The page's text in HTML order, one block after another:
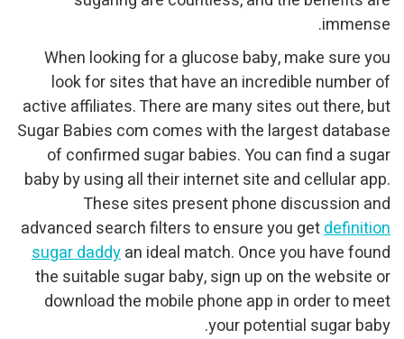
immense.
When looking for a glucose baby, make sure you
look for sites that have an incredible number of
active affiliates. There are many sites out there, but
Sugar Babies com comes with the largest database
of confirmed sugar babies. You can find a sugar
baby by using all their internet site and cellular app.
These sites present phone discussion and
advanced search filters to ensure you getdefinition
sugar daddyan ideal match. Once you have found
the suitable sugar baby, sign up on the website or
download the mobile phone app in order to meet
your potential sugar baby.